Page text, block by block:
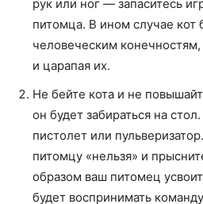
рук или ног — запаситесь
питомца. В ином случае кот
человеческим конечностям,
и царапая их.
Не бейте кота и не
он будет забираться на
пистолет или
питомцу «нельзя» и
образом ваш питомец
будет воспринимать